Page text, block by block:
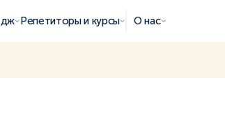
Репетиторы и курсы О нас